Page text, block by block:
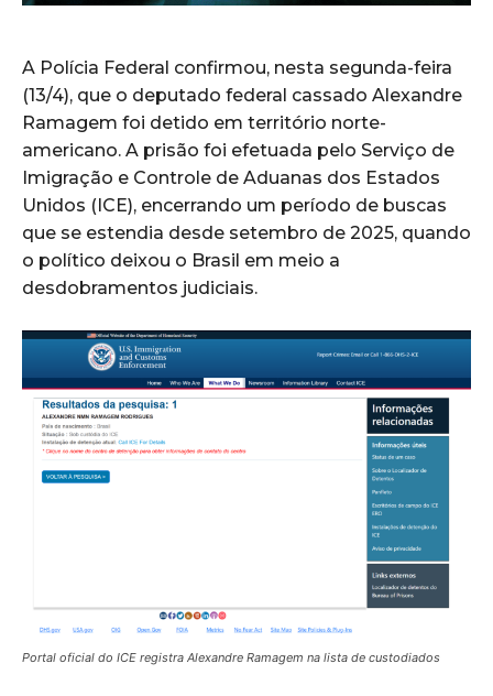
A Polícia Federal confirmou, nesta segunda-feira
(13/4), que o deputado federal cassado Alexandre
Ramagem foi detido em território norte-
americano. A prisão foi efetuada pelo Serviço de
Imigração e Controle de Aduanas dos Estados
Unidos (ICE), encerrando um período de buscas
que se estendia desde setembro de 2025, quando
o político deixou o Brasil em meio a
desdobramentos judiciais.
Portal oficial do ICE registra Alexandre Ramagem na lista de custodiados